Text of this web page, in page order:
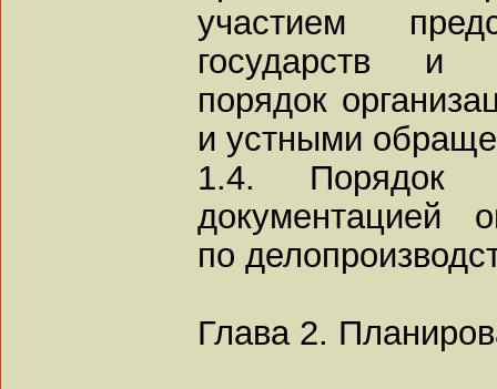
участием
государств и
порядок
и устными
1.4. Порядок
документацией
по
Глава 2.